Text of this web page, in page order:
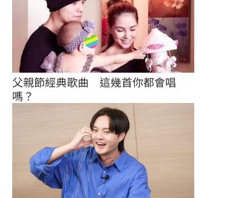
父親節經典歌曲　這幾首你都會唱
嗎？